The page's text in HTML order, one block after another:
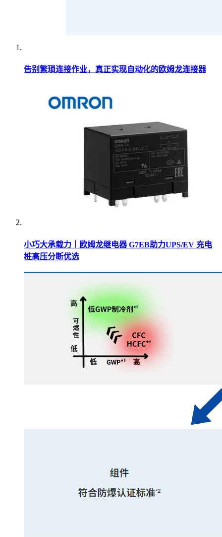
告别繁琐连接作业，真正实现自动化的欧姆龙连接器
小巧大承载力｜欧姆龙继电器 G7EB助力UPS/EV 充电
桩高压分断优选